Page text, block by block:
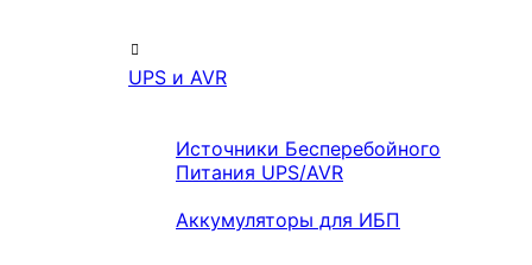
UPS и AVR
Источники Бесперебойного
Питания UPS/AVR
Аккумуляторы для ИБП